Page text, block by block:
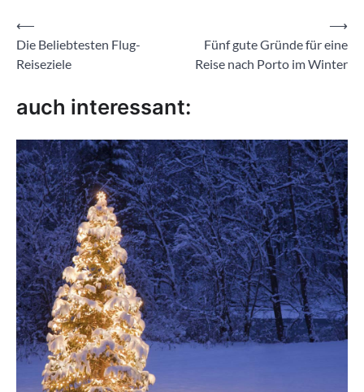
Beitragsnavigation
⟵
Die Beliebtesten Flug-
Reiseziele
Fünf gute Gründe für eine
Reise nach Porto im Winter
⟶
auch interessant: